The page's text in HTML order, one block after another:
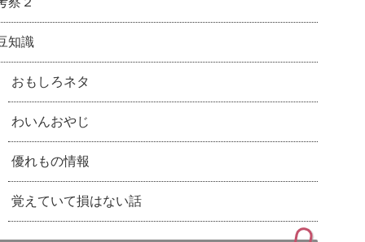
知識
おもしろネタ
わいんおやじ
優れもの情報
覚えていて損はない話